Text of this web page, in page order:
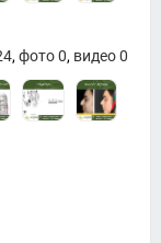
,фото 0, видео 0